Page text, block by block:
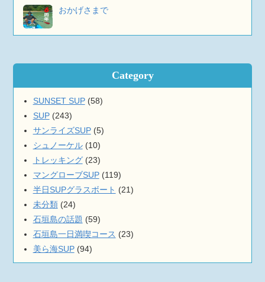
おかげさまで
Category
SUNSET SUP(58)
SUP(243)
サンライズSUP(5)
シュノーケル(10)
トレッキング(23)
マングローブSUP(119)
半日SUPグラスボート (21)
未分類(24)
石垣島の話題 (59)
石垣島一日満喫コース (23)
美ら海SUP(94)